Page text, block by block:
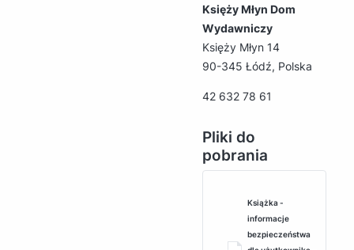
Księży Młyn Dom
Wydawniczy
Księży Młyn 14
90-345 Łódź, Polska
42 632 78 61
Pliki do
pobrania
Książka -
informacje
bezpieczeństwa